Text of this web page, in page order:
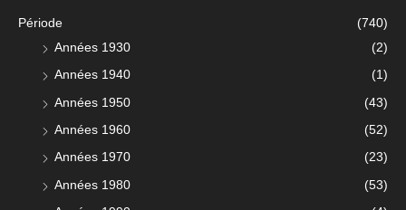
Période
(740)
Années 1930
(2)
Années 1940 (1)
Années 1950 (43)
Années 1960 (52)
Années 1970 (23)
Années 1980 (53)